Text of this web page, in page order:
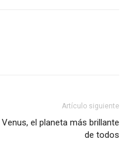
Artículo siguiente
Venus, el planeta más brillante
de todos